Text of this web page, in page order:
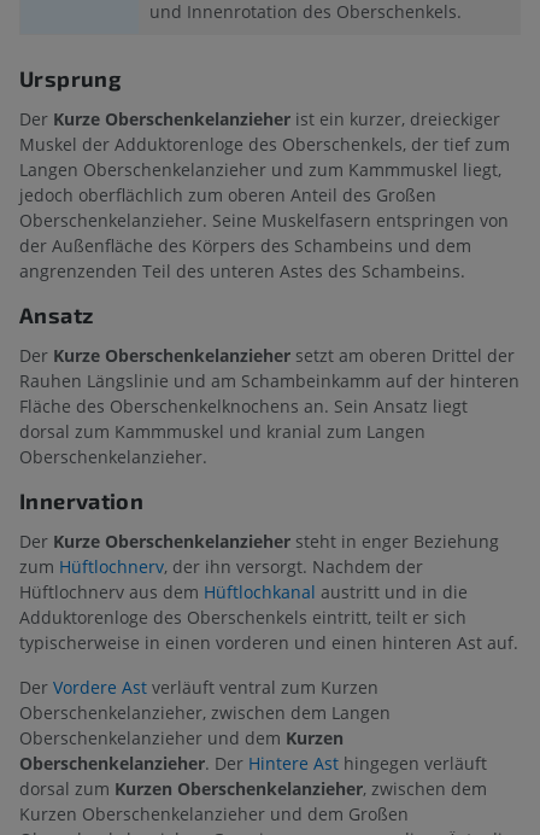
und Innenrotation des Oberschenkels.
Ursprung
Der Kurze Oberschenkelanzieher ist ein kurzer, dreieckiger
Muskel der Adduktorenloge des Oberschenkels, der tief zum
Langen Oberschenkelanzieher und zum Kammmuskel liegt,
jedoch oberflächlich zum oberen Anteil des Großen
Oberschenkelanzieher. Seine Muskelfasern entspringen von
der Außenfläche des Körpers des Schambeins und dem
angrenzenden Teil des unteren Astes des Schambeins.
Ansatz
Der Kurze Oberschenkelanzieher setzt am oberen Drittel der
Rauhen Längslinie und am Schambeinkamm auf der hinteren
Fläche des Oberschenkelknochens an. Sein Ansatz liegt
dorsal zum Kammmuskel und kranial zum Langen
Oberschenkelanzieher.
Innervation
Der Kurze Oberschenkelanzieher steht in enger Beziehung
zum Hüftlochnerv, der ihn versorgt. Nachdem der
Hüftlochnerv aus dem Hüftlochkanal austritt und in die
Adduktorenloge des Oberschenkels eintritt, teilt er sich
typischerweise in einen vorderen und einen hinteren Ast auf.
Der Vordere Ast verläuft ventral zum Kurzen
Oberschenkelanzieher, zwischen dem Langen
Oberschenkelanzieher und dem Kurzen
Oberschenkelanzieher. Der Hintere Ast hingegen verläuft
dorsal zum Kurzen Oberschenkelanzieher, zwischen dem
Kurzen Oberschenkelanzieher und dem Großen